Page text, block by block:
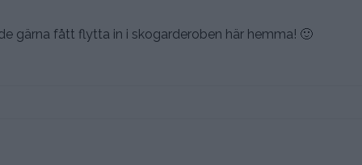
gärna fått flytta in i skogarderoben här hemma! 🙂